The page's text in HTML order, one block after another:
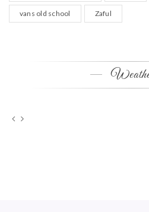
vans old school Zaful